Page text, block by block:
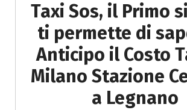
Taxi Sos, il Primo
ti permette di
Anticipo il Costo
Milano Stazione
a Legnano